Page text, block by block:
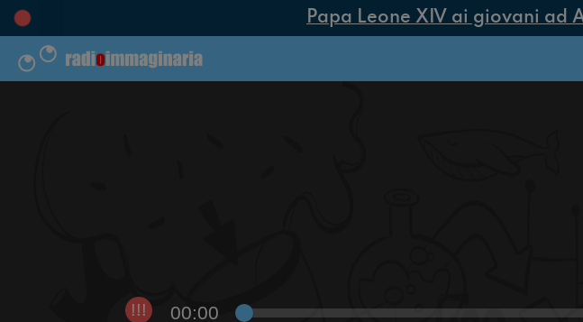
Papa Leone XIV ai giovani ad
!!! 00:00